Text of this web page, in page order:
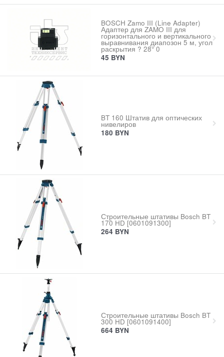
BOSCH Zamo III (Line Adapter)
Адаптер для ZAMO III для
горизонтального и вертикального
выравнивания диапозон 5 м, угол
раскрытия ? 28° 0
45 BYN
BT 160 Штатив для оптических
нивелиров
180 BYN
Строительные штативы Bosch BT
170 HD [0601091300]
264 BYN
Строительные штативы Bosch BT
300 HD [0601091400]
664 BYN